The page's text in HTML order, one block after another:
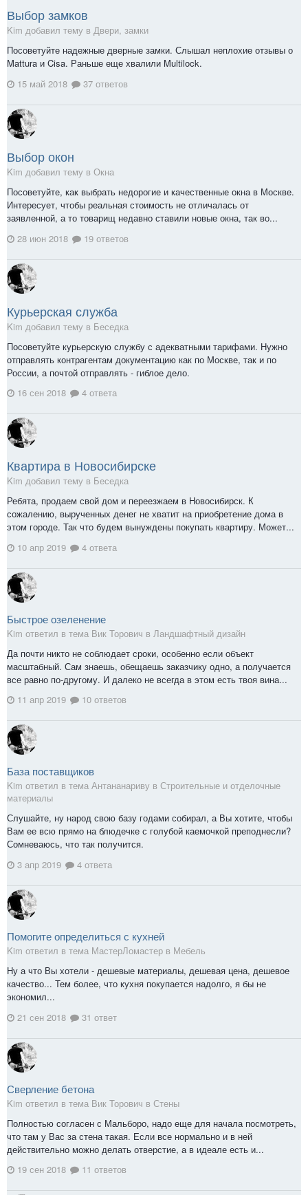
Выбор замков
Kim добавил тему в Двери, замки
Посоветуйте надежные дверные замки. Слышал неплохие отзывы о
Mattura и Cisa. Раньше еще хвалили Multilock.
15 май 2018
37 ответов
Выбор окон
Kim добавил тему в Окна
Посоветуйте, как выбрать недорогие и качественные окна в Москве.
Интересует, чтобы реальная стоимость не отличалась от
заявленной, а то товарищ недавно ставили новые окна, так во...
28 июн 2018
19 ответов
Курьерская служба
Kim добавил тему в Беседка
Посоветуйте курьерскую службу с адекватными тарифами. Нужно
отправлять контрагентам документацию как по Москве, так и по
России, а почтой отправлять - гиблое дело.
16 сен 2018
4 ответа
Квартира в Новосибирске
Kim добавил тему в Беседка
Ребята, продаем свой дом и переезжаем в Новосибирск. К
сожалению, вырученных денег не хватит на приобретение дома в
этом городе. Так что будем вынуждены покупать квартиру. Может...
10 апр 2019
4 ответа
Быстрое озеленение
Kim ответил в тема Вик Торович в Ландшафтный дизайн
Да почти никто не соблюдает сроки, особенно если объект
масштабный. Сам знаешь, обещаешь заказчику одно, а получается
все равно по-другому. И далеко не всегда в этом есть твоя вина...
11 апр 2019
10 ответов
База поставщиков
Kim ответил в тема Антананариву в Строительные и отделочные
материалы
Слушайте, ну народ свою базу годами собирал, а Вы хотите, чтобы
Вам ее всю прямо на блюдечке с голубой каемочкой преподнесли?
Сомневаюсь, что так получится.
3 апр 2019
4 ответа
Помогите определиться с кухней
Kim ответил в тема МастерЛомастер в Мебель
Ну а что Вы хотели - дешевые материалы, дешевая цена, дешевое
качество... Тем более, что кухня покупается надолго, я бы не
экономил...
21 сен 2018
31 ответ
Сверление бетона
Kim ответил в тема Вик Торович в Стены
Полностью согласен с Мальборо, надо еще для начала посмотреть,
что там у Вас за стена такая. Если все нормально и в ней
действительно можно делать отверстие, а в идеале есть и...
19 сен 2018
11 ответов